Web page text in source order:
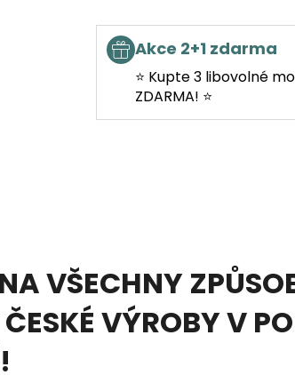
Akce 2+1 zdarma
⭐ Kupte 3 libovolné
ZDARMA! ⭐
VŠECHNY
VÝROBY V
!